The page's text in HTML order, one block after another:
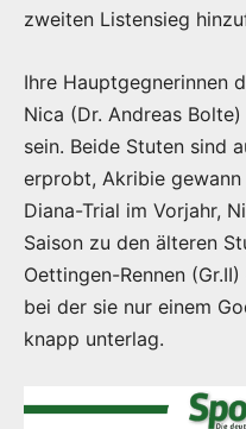
zweiten Listensieg
Ihre Hauptgegnerinnen
Nica (Dr. Andreas
sein. Beide Stuten sind
erprobt, Akribie
Diana-Trial im Vorjahr,
Saison zu den älteren
Oettingen-Rennen
bei der sie nur einem
knapp unterlag.